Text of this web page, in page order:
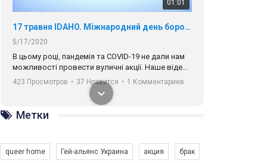
01:01
17 травня IDAHO. Міжнародний день боротьби з гомофобією трансфобією і біфобія.
5/17/2020
В цьому році, пандемія та COVІD-19 не дали нам
можливості провести вуличні акції. Наше відео-
звернення про те, що навіть коли ми у різних
містах та не можемо зустрінеться, ми разом. Ми
закликаємо всіх хто поділяє цінності рівності та
солідарності, приєднатися до нас. Регіональні
підрозділи ГАУ є в 16 областях України.
423 Просмотров • 37 Нравится • 1 Комментариев
Метки
queer home Гей-альянс Украина акция брак